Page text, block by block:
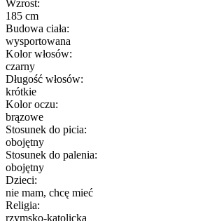
Wzrost:
185 cm
Budowa ciała:
wysportowana
Kolor włosów:
czarny
Długość włosów:
krótkie
Kolor oczu:
brązowe
Stosunek do picia:
obojętny
Stosunek do palenia:
obojętny
Dzieci:
nie mam, chcę mieć
Religia:
rzymsko-katolicka